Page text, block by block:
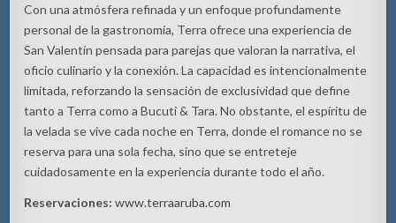
Con una atmósfera refinada y un enfoque profundamente
personal de la gastronomía, Terra ofrece una experiencia de
San Valentín pensada para parejas que valoran la narrativa, el
oficio culinario y la conexión. La capacidad es intencionalmente
limitada, reforzando la sensación de exclusividad que define
tanto a Terra como a Bucuti & Tara. No obstante, el espíritu de
la velada se vive cada noche en Terra, donde el romance no se
reserva para una sola fecha, sino que se entreteje
cuidadosamente en la experiencia durante todo el año.
Reservaciones: www.terraaruba.com